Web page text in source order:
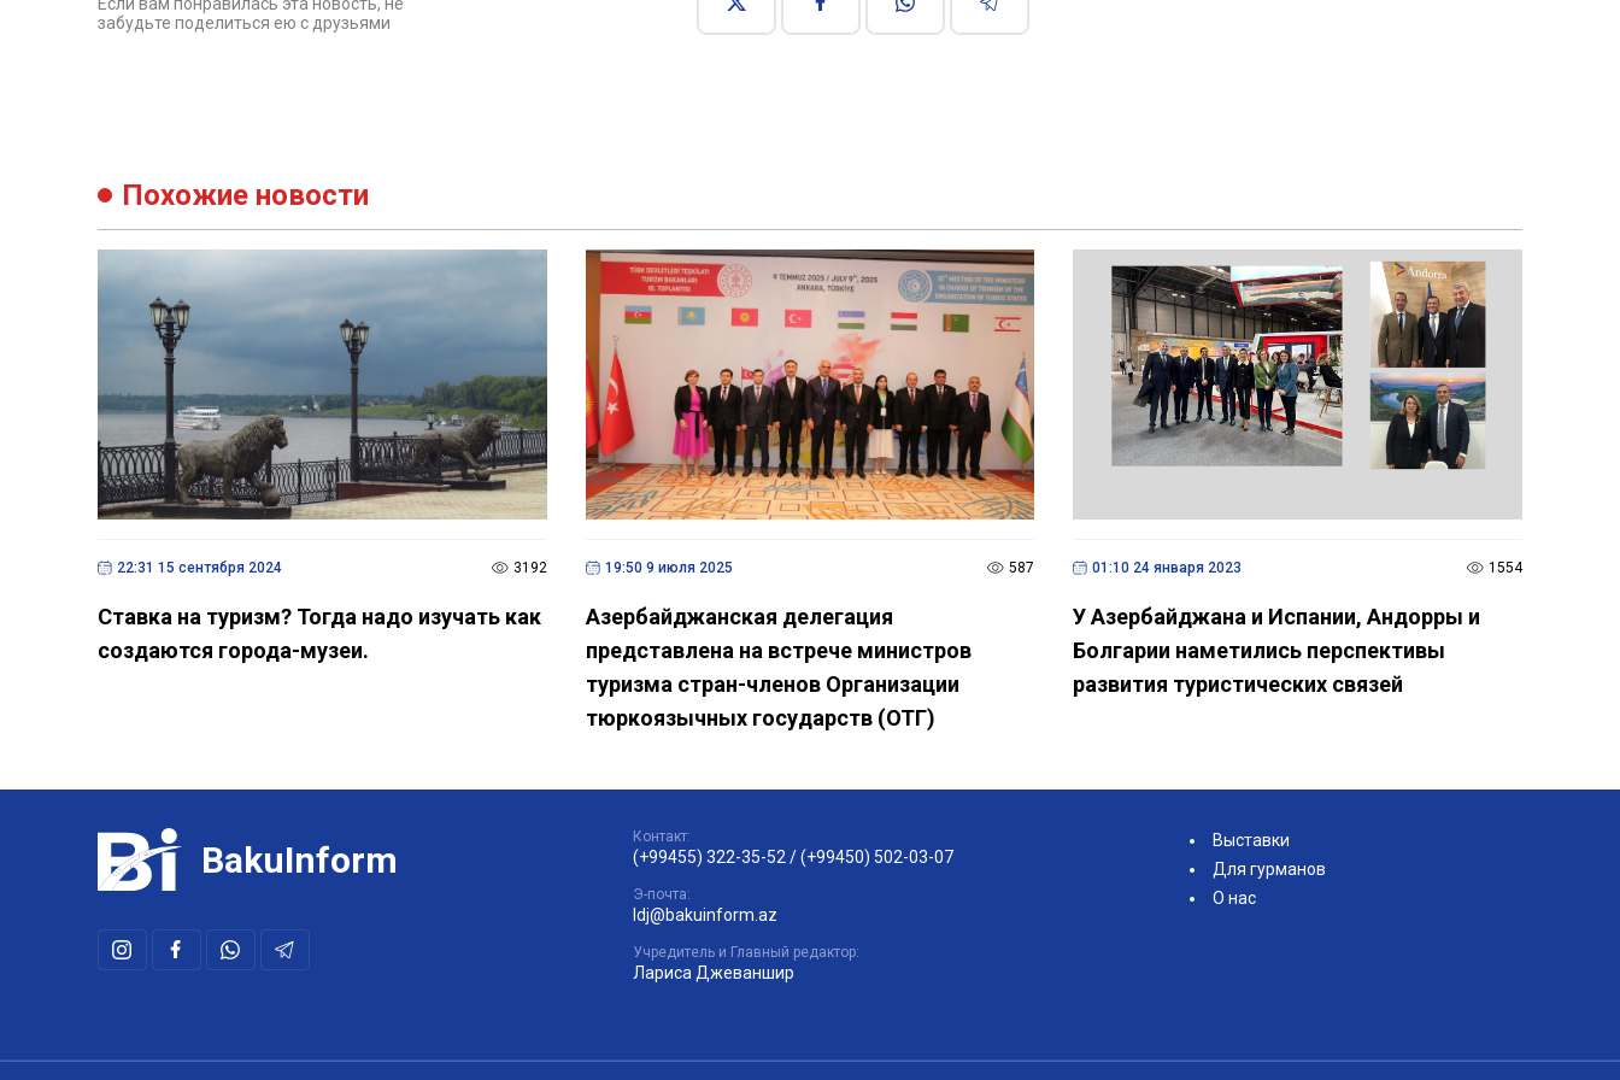
Если вам понравилась эта новость, не
забудьте поделиться ею с друзьями
Похожие новости
22:31 15 сентября 2024 3192
Ставка на туризм? Тогда надо изучать как
создаются города-музеи.
19:50 9 июля 2025 587
Азербайджанская делегация
представлена ​​на встрече министров
туризма стран-членов Организации
тюркоязычных государств (ОТГ)
01:10 24 января 2023 1554
У Азербайджана и Испании, Андорры и
Болгарии наметились перспективы
развития туристических связей
BakuInform
Контакт:
(+99455) 322-35-52 /(+99450) 502-03-07
Э-почта:
ldj@bakuinform.az
Учредитель и Главный редактор:
Лариса Джеваншир
Выставки
Для гурманов
О нас